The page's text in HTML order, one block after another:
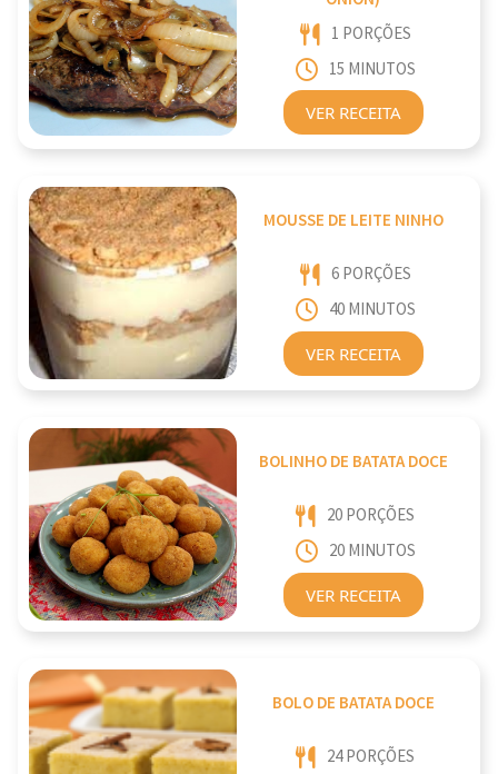
1 PORÇÕES
15 MINUTOS
VER RECEITA
MOUSSE DE LEITE NINHO
6 PORÇÕES
40 MINUTOS
VER RECEITA
BOLINHO DE BATATA DOCE
20 PORÇÕES
20 MINUTOS
VER RECEITA
BOLO DE BATATA DOCE
24 PORÇÕES